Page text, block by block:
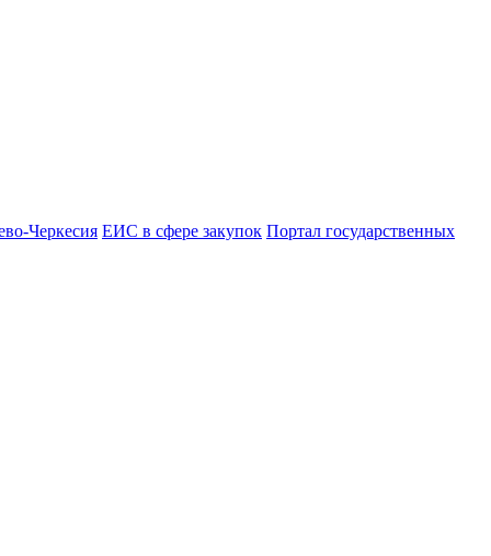
Черкесия ЕИС в сфере закупок Портал государственных